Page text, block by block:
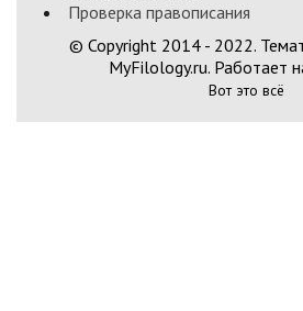
Проверка правописания
© Copyright 2014 - 2022.
MyFilology.ru. Работает
Вот это всё